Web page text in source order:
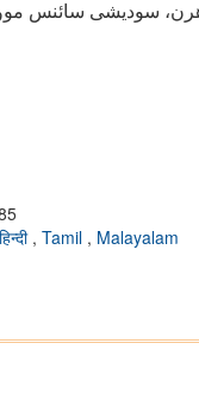
سودیشی سائنس
हिन्दी , Tamil , Malayalam